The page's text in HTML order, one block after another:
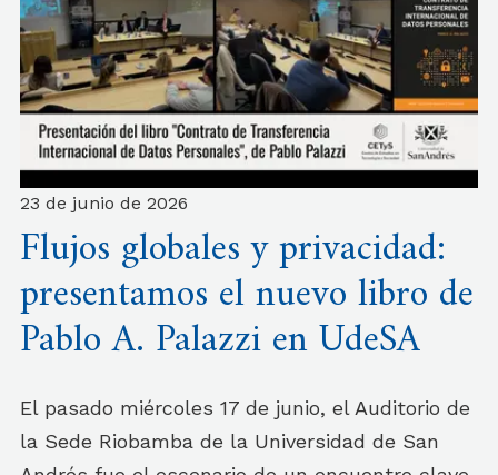
23 de junio de 2026
Flujos globales y privacidad:
presentamos el nuevo libro de
Pablo A. Palazzi en UdeSA
El pasado miércoles 17 de junio, el Auditorio de
la Sede Riobamba de la Universidad de San